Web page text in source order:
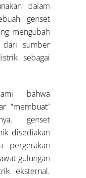
dalam
genset
mengubah
dari sumber
sebagai
bahwa
“membuat”
genset
disediakan
pergerakan
gulungan
eksternal.